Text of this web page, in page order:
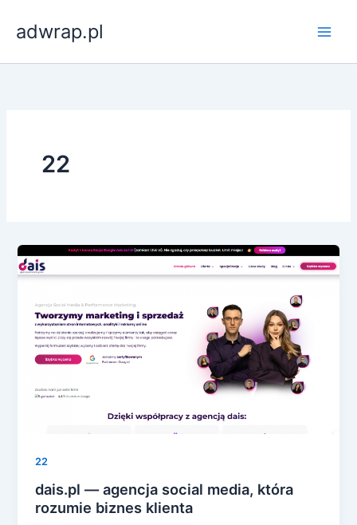
adwrap.pl
22
22
dais.pl — agencja social media, która
rozumie biznes klienta